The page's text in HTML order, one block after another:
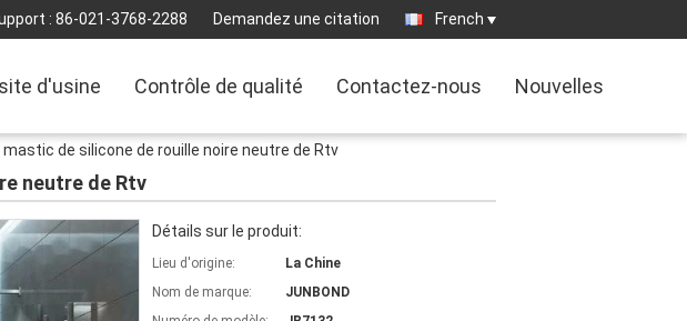
: 86-021-3768-2288 Demandez une citation French
d'usine Contrôle de qualité Contactez-nous Nouvelles
de silicone de rouille noire neutre de Rtv
neutre de Rtv
Détails sur le produit:
Lieu d'origine:
La Chine
Nom de marque:
JUNBOND